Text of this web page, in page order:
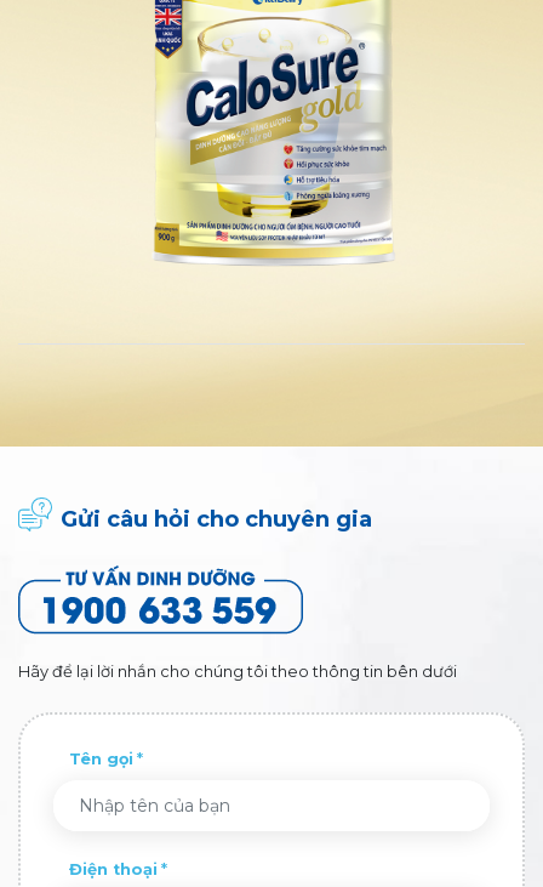
Gửi câu hỏi cho chuyên gia
Hãy để lại lời nhắn cho chúng tôi theo thông tin bên dưới
Tên gọi
Điện thoại